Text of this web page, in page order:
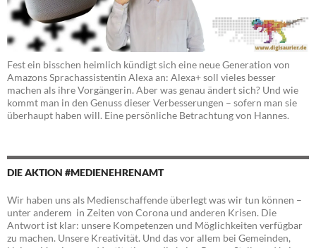
Fest ein bisschen heimlich kündigt sich eine neue Generation von
Amazons Sprachassistentin Alexa an: Alexa+ soll vieles besser
machen als ihre Vorgängerin. Aber was genau ändert sich? Und wie
kommt man in den Genuss dieser Verbesserungen – sofern man sie
überhaupt haben will. Eine persönliche Betrachtung von Hannes.
DIE AKTION #MEDIENEHRENAMT
Wir haben uns als Medienschaffende überlegt was wir tun können –
unter anderem in Zeiten von Corona und anderen Krisen. Die
Antwort ist klar: unsere Kompetenzen und Möglichkeiten verfügbar
zu machen. Unsere Kreativität. Und das vor allem bei Gemeinden,